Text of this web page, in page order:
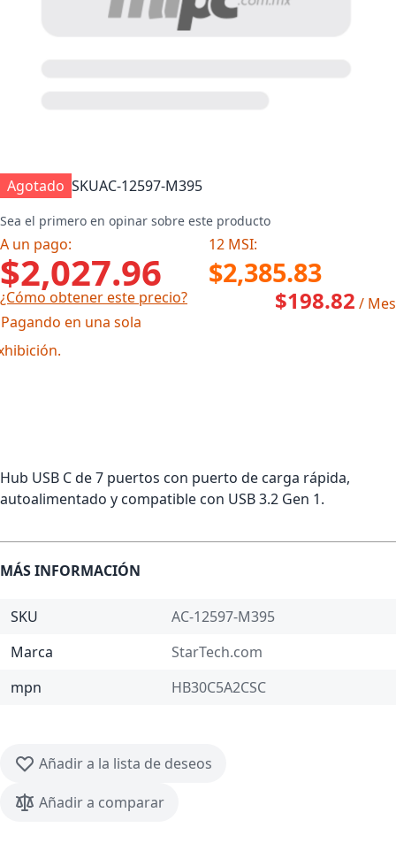
Agotado SKUAC-12597-M395
Sea el primero en opinar sobre este producto
A un pago: 12 MSI:
$2,027.96 $2,385.83
¿Cómo obtener este precio?
en una sola
$198.82 / Mes
Hub USB C de 7 puertos con puerto de carga rápida,
autoalimentado y compatible con USB 3.2 Gen 1.
MÁS INFORMACIÓN
SKU
AC-12597-M395
Marca
StarTech.com
mpn
HB30C5A2CSC
Añadir a la lista de deseos
Añadir a comparar